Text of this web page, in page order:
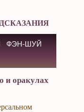
ФЭН-ШУЙ
и оракулах